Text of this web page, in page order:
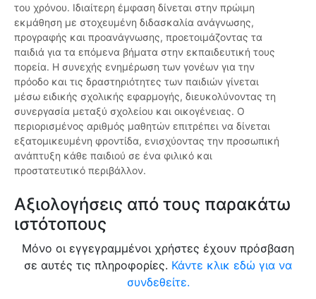
του χρόνου. Ιδιαίτερη έμφαση δίνεται στην πρώιμη
εκμάθηση με στοχευμένη διδασκαλία ανάγνωσης,
προγραφής και προανάγνωσης, προετοιμάζοντας τα
παιδιά για τα επόμενα βήματα στην εκπαιδευτική τους
πορεία. Η συνεχής ενημέρωση των γονέων για την
πρόοδο και τις δραστηριότητες των παιδιών γίνεται
μέσω ειδικής σχολικής εφαρμογής, διευκολύνοντας τη
συνεργασία μεταξύ σχολείου και οικογένειας. Ο
περιορισμένος αριθμός μαθητών επιτρέπει να δίνεται
εξατομικευμένη φροντίδα, ενισχύοντας την προσωπική
ανάπτυξη κάθε παιδιού σε ένα φιλικό και
προστατευτικό περιβάλλον.
Αξιολογήσεις από τους παρακάτω
ιστότοπους
Μόνο οι εγγεγραμμένοι χρήστες έχουν πρόσβαση
σε αυτές τις πληροφορίες. Κάντε κλικ εδώ για να
συνδεθείτε.